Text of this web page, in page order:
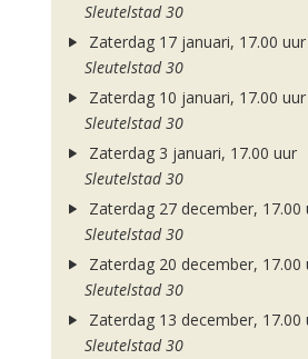
Sleutelstad 30
Zaterdag 17 januari, 17.00 uur
Sleutelstad 30
Zaterdag 10 januari, 17.00 uur
Sleutelstad 30
Zaterdag 3 januari, 17.00 uur
Sleutelstad 30
Zaterdag 27 december, 17.00
Sleutelstad 30
Zaterdag 20 december, 17.00
Sleutelstad 30
Zaterdag 13 december, 17.00
Sleutelstad 30